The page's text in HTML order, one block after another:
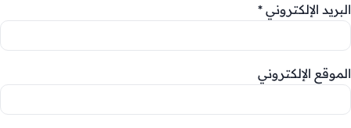
البريد الإلكتروني *
الموقع الإلكتروني